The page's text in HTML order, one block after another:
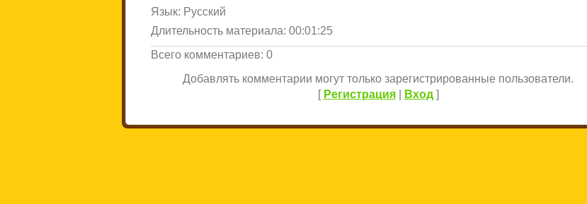
Язык: Русский
Длительность материала: 00:01:25
Всего комментариев: 0
Добавлять комментарии могут только зарегистрированные пользователи.
[ Регистрация| Вход]